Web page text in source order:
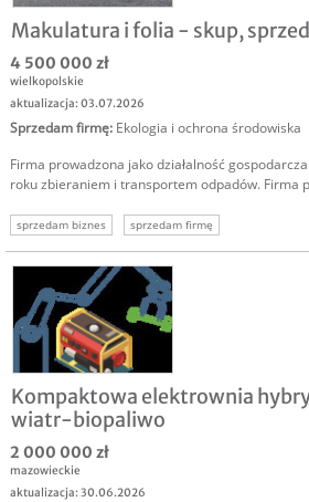
Makulatura i folia - skup,
4 500 000 zł
wielkopolskie
aktualizacja: 03.07.2026
Sprzedam firmę: Ekologia i ochrona środowiska
Firma prowadzona jako działalność
roku zbieraniem i transportem odpadów. Firma
sprzedam biznes sprzedam firmę
Kompaktowa elektrownia
wiatr-biopaliwo
2 000 000 zł
mazowieckie
aktualizacja: 30.06.2026